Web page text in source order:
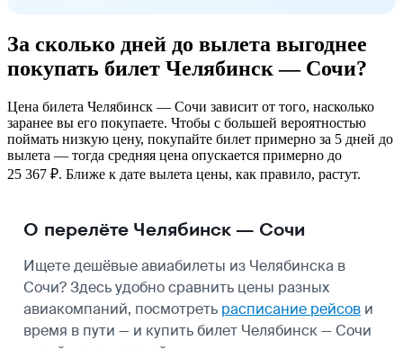
За сколько дней до вылета выгоднее
покупать билет Челябинск — Сочи?
Цена билета Челябинск — Сочи зависит от того, насколько
заранее вы его покупаете. Чтобы с большей вероятностью
поймать низкую цену, покупайте билет примерно за 5 дней до
вылета — тогда средняя цена опускается примерно до
25 367 ₽. Ближе к дате вылета цены, как правило, растут.
О перелёте Челябинск — Сочи
Ищете дешёвые авиабилеты из Челябинска в
Сочи? Здесь удобно сравнить цены разных
авиакомпаний, посмотреть расписание рейсов и
время в пути — и купить билет Челябинск — Сочи